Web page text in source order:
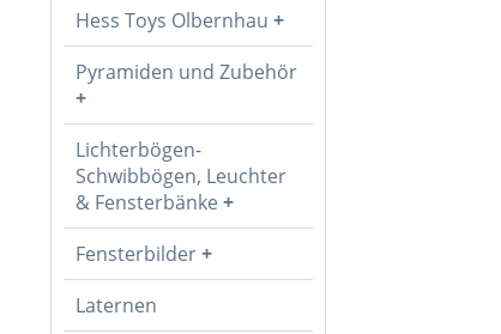
Hess Toys Olbernhau
Pyramiden und Zubehör
Lichterbögen-
Schwibbögen, Leuchter
& Fensterbänke
Fensterbilder
Laternen